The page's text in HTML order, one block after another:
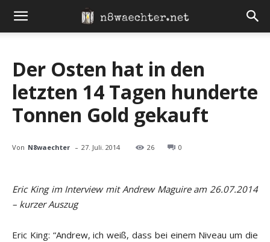
Der Osten hat in den
letzten 14 Tagen hunderte
Tonnen Gold gekauft
Von N8waechter - 27. Juli. 2014 26 0
Eric King im Interview mit Andrew Maguire am 26.07.2014
– kurzer Auszug
Eric King: “Andrew, ich weiß, dass bei einem Niveau um die